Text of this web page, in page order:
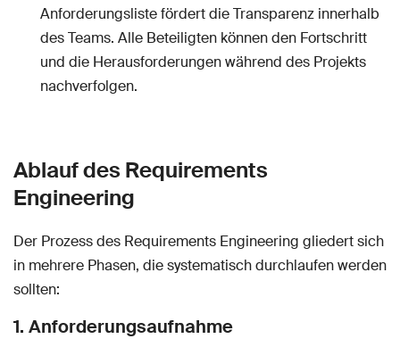
Anforderungsliste fördert die Transparenz innerhalb
des Teams. Alle Beteiligten können den Fortschritt
und die Herausforderungen während des Projekts
nachverfolgen.
Ablauf des Requirements
Engineering
Der Prozess des Requirements Engineering gliedert sich
in mehrere Phasen, die systematisch durchlaufen werden
sollten:
1. Anforderungsaufnahme